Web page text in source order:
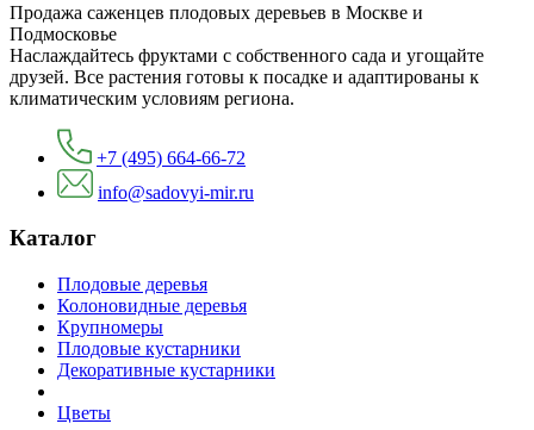
Продажа саженцев плодовых деревьев в Москве и
Подмосковье
Наслаждайтесь фруктами с собственного сада и угощайте
друзей. Все растения готовы к посадке и адаптированы к
климатическим условиям региона.
+7 (495) 664-66-72
info@sadovyi-mir.ru
Каталог
Плодовые деревья
Колоновидные деревья
Крупномеры
Плодовые кустарники
Декоративные кустарники
Цветы